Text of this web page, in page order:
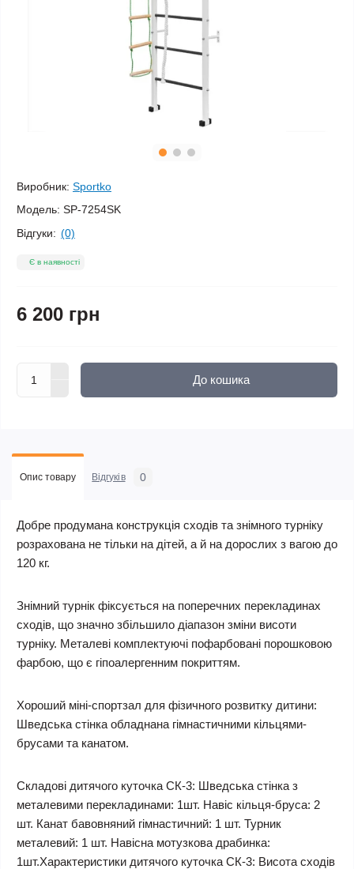
Виробник: Sportko
Модель: SP-7254SK
Відгуки: (0)
Є в наявності
6 200 грн
До кошика
Опис товару Відгуків 0
Добре продумана конструкція сходів та знімного турніку
розрахована не тільки на дітей, а й на дорослих з вагою до
120 кг.
Знімний турнік фіксується на поперечних перекладинах
сходів, що значно збільшило діапазон зміни висоти
турніку. Металеві комплектуючі пофарбовані порошковою
фарбою, що є гіпоалергенним покриттям.
Хороший міні-спортзал для фізичного розвитку дитини:
Шведська стінка обладнана гімнастичними кільцями-
брусами та канатом.
Складові дитячого куточка СК-3: Шведська стінка з
металевими перекладинами: 1шт. Навіс кільця-бруса: 2
шт. Канат бавовняний гімнастичний: 1 шт. Турник
металевий: 1 шт. Навісна мотузкова драбинка:
1шт.Характеристики дитячого куточка СК-3: Висота сходів